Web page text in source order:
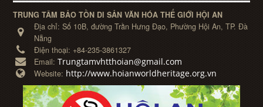
TRUNG TÂM BẢO TỒN DI SẢN VĂN HÓA THẾ GIỚI HỘI AN
Địa chỉ:Số 10B, đường Trần Hưng Đạo, Phường Hội An, TP. Đà
Nẵng
Điện thoại: +84-235-3861327
Email:Trungtamvhtthoian@gmail.com
Website: http://www.hoianworldheritage.org.vn